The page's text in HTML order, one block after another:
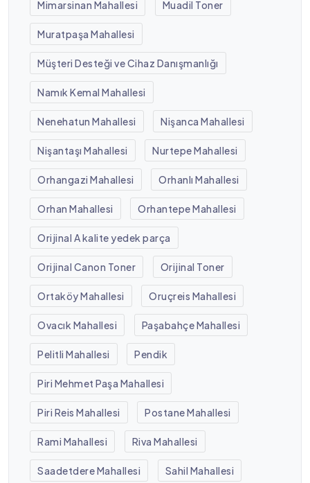
Mimarsinan Mahallesi Muadil Toner
Muratpaşa Mahallesi
Müşteri Desteği ve Cihaz Danışmanlığı
Namık Kemal Mahallesi
Nenehatun Mahallesi Nişanca Mahallesi
Nişantaşı Mahallesi Nurtepe Mahallesi
Orhangazi Mahallesi Orhanlı Mahallesi
Orhan Mahallesi Orhantepe Mahallesi
Orijinal A kalite yedek parça
Orijinal Canon Toner Orijinal Toner
Ortaköy Mahallesi Oruçreis Mahallesi
Ovacık Mahallesi Paşabahçe Mahallesi
Pelitli Mahallesi Pendik
Piri Mehmet Paşa Mahallesi
Piri Reis Mahallesi Postane Mahallesi
Rami Mahallesi Riva Mahallesi
Saadetdere Mahallesi Sahil Mahallesi